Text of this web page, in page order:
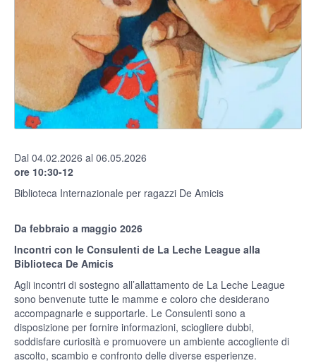
Dal 04.02.2026 al 06.05.2026
ore 10:30-12
Biblioteca Internazionale per ragazzi De Amicis
Da febbraio a maggio 2026
Incontri con le Consulenti de La Leche League alla
Biblioteca De Amicis
Agli incontri di sostegno all’allattamento de La Leche League
sono benvenute tutte le mamme e coloro che desiderano
accompagnarle e supportarle. Le Consulenti sono a
disposizione per fornire informazioni, sciogliere dubbi,
soddisfare curiosità e promuovere un ambiente accogliente di
ascolto, scambio e confronto delle diverse esperienze.